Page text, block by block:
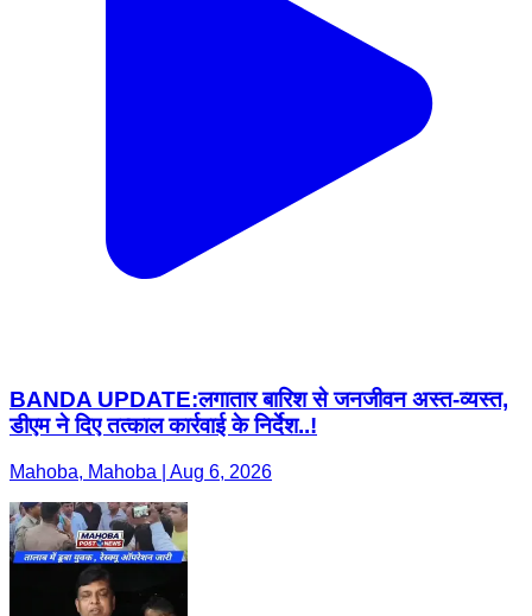
BANDA UPDATE:लगातार बारिश से जनजीवन अस्त-व्यस्त,
डीएम ने दिए तत्काल कार्रवाई के निर्देश..!
Mahoba, Mahoba | Aug 6, 2026